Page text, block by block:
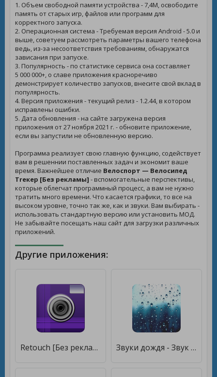
1. Объем свободной памяти устройства - 7,4M, освободите
память от старых игр, файлов или программ для
корректного запуска.
2. Операционная система - Требуемая версия Android - 5.0 и
выше, советуем рассмотреть параметры вашего телефона
ведь, из-за несоответствия требованиям, обнаружатся
зависания при запуске.
3. Популярность - по статистике сервиса она составляет
5 000 000+, о славе приложения красноречиво
демонстрирует количество запусков, внесите свой вклад в
популярность.
4. Версия приложения - текущий релиз - 1.2.44, в котором
исправлены ошибки.
5. Дата обновления - на сайте загружена версия
приложения от 27 ноября 2021 г. - обновите приложение,
если вы запустили не обновленную версию.
Программа реализует свою главную функцию, содействует
вам в решеннии поставленных задач и экономит ваше
время. Важнейшее отличие Велоспорт — Велосипед
Trекер [Без рекламы] - вспомогательные перспективы,
которые облегчат программный процесс, а вам не нужно
тратить много времени. Что касается графики, то все на
высоком уровне, точно так же, как и звуки. Вам выбирать -
использовать стандартную версию или установить МОД.
Не забывайте посещать наш сайт для загрузки различных
приложений.
Другие приложения:
Retouch [Без рекламы] Звуки дождя - Звук дождя для сна [Без рекламы]